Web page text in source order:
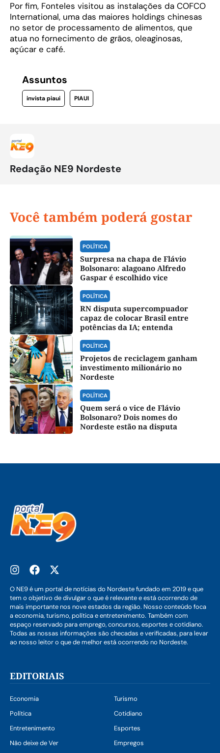
Por fim, Fonteles visitou as instalações da COFCO
International, uma das maiores holdings chinesas
no setor de processamento de alimentos, que
atua no fornecimento de grãos, oleaginosas,
açúcar e café.
Assuntos
invista piaui PIAUI
Redação NE9 Nordeste
Você também poderá gostar
POLÍTICA
Surpresa na chapa de Flávio
Bolsonaro: alagoano Alfredo
Gaspar é escolhido vice
POLÍTICA
RN disputa supercompuador
capaz de colocar Brasil entre
potências da IA; entenda
POLÍTICA
Projetos de reciclagem ganham
investimento milionário no
Nordeste
POLÍTICA
Quem será o vice de Flávio
Bolsonaro? Dois nomes do
Nordeste estão na disputa
O NE9 é um portal de notícias do Nordeste fundado em 2019 e que
tem o objetivo de divulgar o que é relevante e está ocorrendo de
mais importante nos nove estados da região. Nosso conteúdo foca
a economia, turismo, política e entretenimento. Também com
espaço reservado para emprego, concursos, esportes e cotidiano.
Todas as nossas informações são checadas e verificadas, para levar
ao nosso leitor o que de melhor está ocorrendo no Nordeste.
EDITORIAIS
Economia
Turismo
Política
Cotidiano
Entretenimento
Esportes
Não deixe de Ver
Empregos